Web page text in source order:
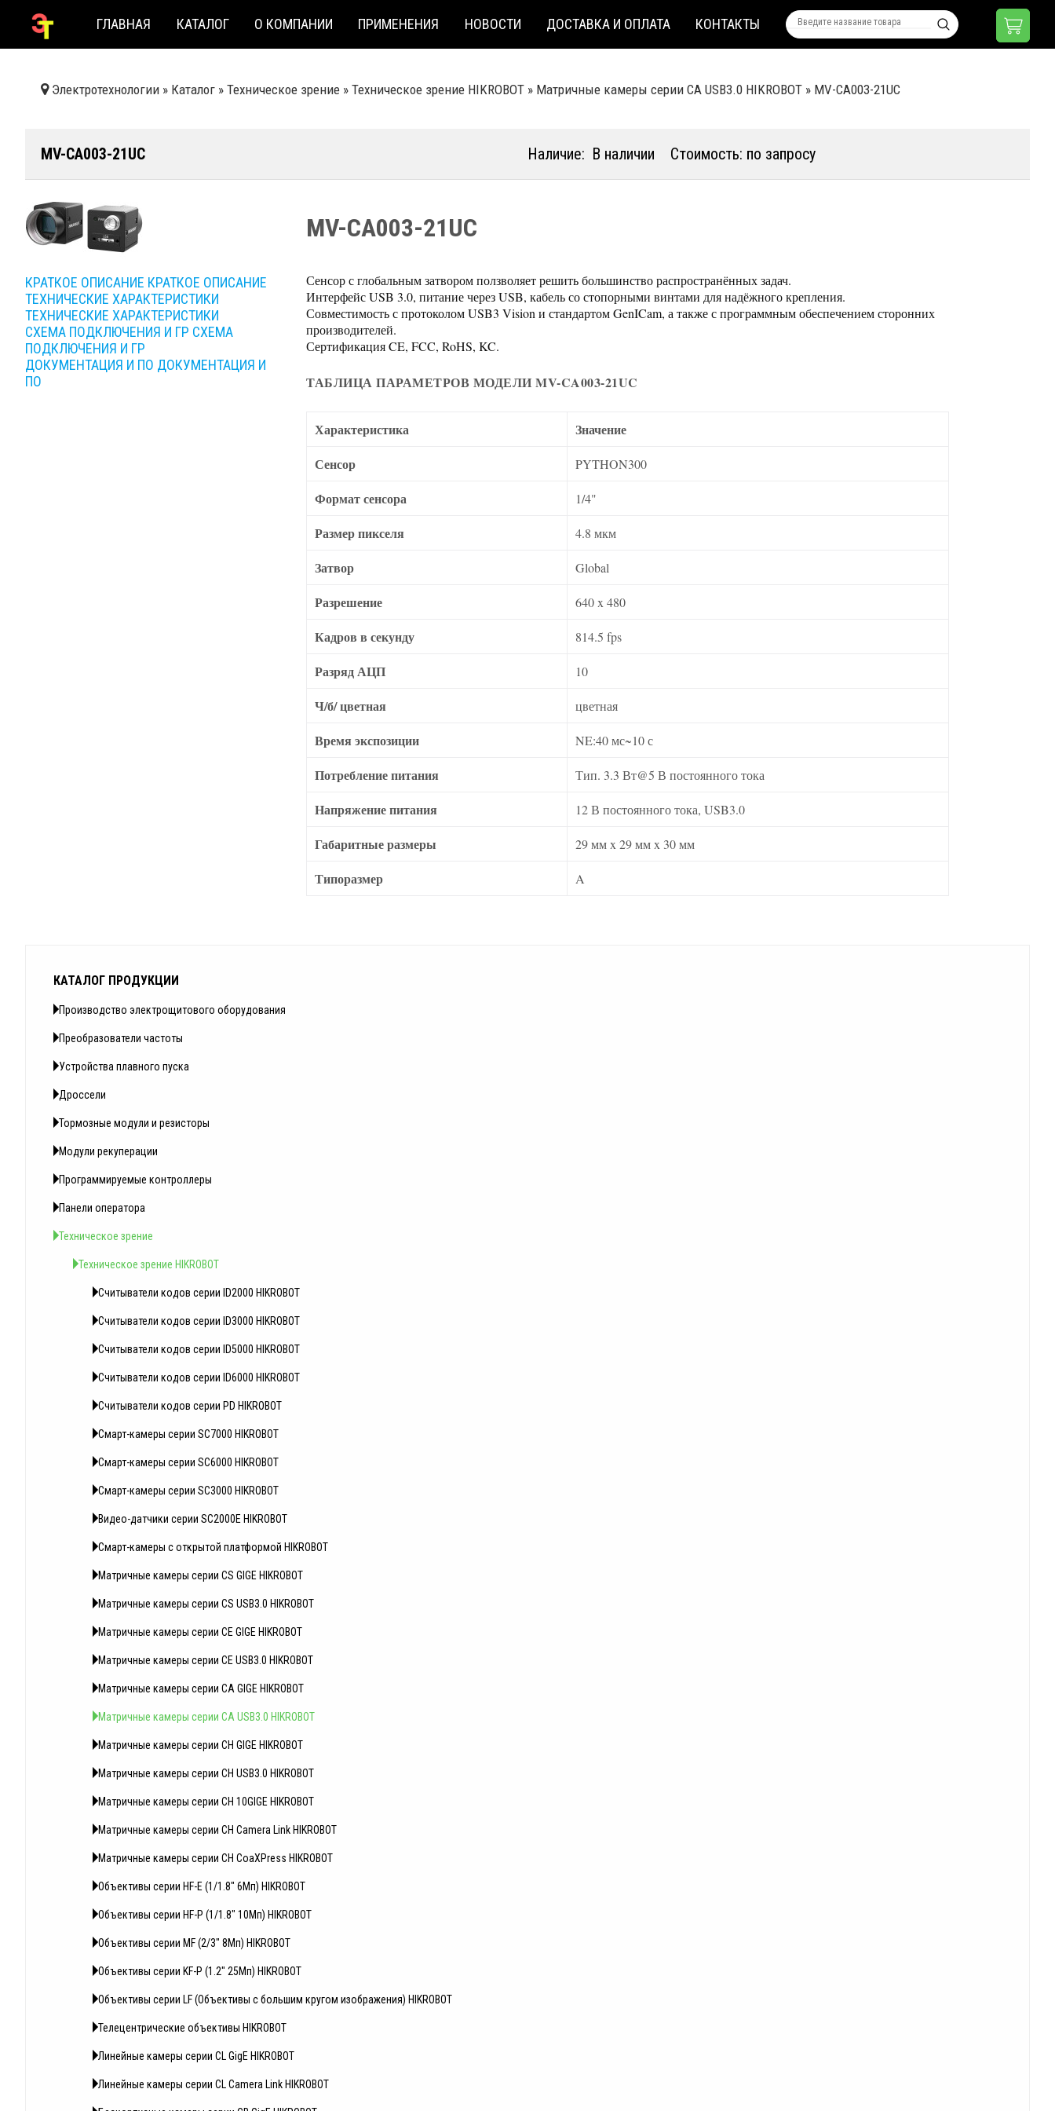
ГЛАВНАЯ КАТАЛОГ О КОМПАНИИ ПРИМЕНЕНИЯ НОВОСТИ ДОСТАВКА И ОПЛАТА КОНТАКТЫ
Электротехнологии » Каталог » Техническое зрение » Техническое зрение HIKROBOT » Матричные камеры серии CA USB3.0 HIKROBOT » MV-CA003-21UC
MV-CA003-21UC Наличие: В наличии Стоимость: по запросу
КРАТКОЕ ОПИСАНИЕ КРАТКОЕ ОПИСАНИЕ
ТЕХНИЧЕСКИЕ ХАРАКТЕРИСТИКИ
ТЕХНИЧЕСКИЕ ХАРАКТЕРИСТИКИ
СХЕМА ПОДКЛЮЧЕНИЯ И ГР СХЕМА
ПОДКЛЮЧЕНИЯ И ГР
ДОКУМЕНТАЦИЯ И ПО ДОКУМЕНТАЦИЯ И
ПО
MV-CA003-21UC
Сенсор с глобальным затвором ползволяет решить большинство распространённых задач.
Интерфейс USB 3.0, питание через USB, кабель со стопорными винтами для надёжного крепления.
Совместимость с протоколом USB3 Vision и стандартом GenICam, а также с программным обеспечением сторонних
производителей.
Сертификация CE, FCC, RoHS, KC.
ТАБЛИЦА ПАРАМЕТРОВ МОДЕЛИ MV-CA003-21UC
Характеристика
Значение
Сенсор
PYTHON300
Формат сенсора 1/4"
Размер пикселя 4.8 мкм
Затвор Global
Разрешение 640 x 480
Кадров в секунду 814.5 fps
Разряд АЦП 10
Ч/б/ цветная цветная
Время экспозиции NE:40 мс~10 с
Потребление питания Тип. 3.3 Вт@5 В постоянного тока
Напряжение питания 12 В постоянного тока, USB3.0
Габаритные размеры 29 мм x 29 мм x 30 мм
Типоразмер A
КАТАЛОГ ПРОДУКЦИИ
Производство электрощитового оборудования
Преобразователи частоты
Устройства плавного пуска
Дроссели
Тормозные модули и резисторы
Модули рекуперации
Программируемые контроллеры
Панели оператора
Техническое зрение
Техническое зрение HIKROBOT
Считыватели кодов серии ID2000 HIKROBOT
Считыватели кодов серии ID3000 HIKROBOT
Считыватели кодов серии ID5000 HIKROBOT
Считыватели кодов серии ID6000 HIKROBOT
Считыватели кодов серии PD HIKROBOT
Смарт-камеры серии SC7000 HIKROBOT
Смарт-камеры серии SC6000 HIKROBOT
Смарт-камеры серии SC3000 HIKROBOT
Видео-датчики серии SC2000E HIKROBOT
Смарт-камеры с открытой платформой HIKROBOT
Матричные камеры серии CS GIGE HIKROBOT
Матричные камеры серии CS USB3.0 HIKROBOT
Матричные камеры серии CE GIGE HIKROBOT
Матричные камеры серии CE USB3.0 HIKROBOT
Матричные камеры серии CA GIGE HIKROBOT
Матричные камеры серии CA USB3.0 HIKROBOT
Матричные камеры серии CH GIGE HIKROBOT
Матричные камеры серии CH USB3.0 HIKROBOT
Матричные камеры серии CH 10GIGE HIKROBOT
Матричные камеры серии CH Camera Link HIKROBOT
Матричные камеры серии CH CoaXPress HIKROBOT
Объективы серии HF-E (1/1.8" 6Мп) HIKROBOT
Объективы серии HF-P (1/1.8" 10Мп) HIKROBOT
Объективы серии MF (2/3" 8Мп) HIKROBOT
Объективы серии KF-P (1.2" 25Мп) HIKROBOT
Объективы серии LF (Объективы с большим кругом изображения) HIKROBOT
Телецентрические объективы HIKROBOT
Линейные камеры серии CL GigE HIKROBOT
Линейные камеры серии CL Camera Link HIKROBOT